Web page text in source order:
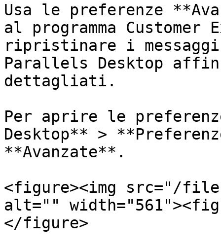
Usa le preferenze
al programma Customer
ripristinare i
Parallels Desktop
dettagliati.
Per aprire le
Desktop** >
**Avanzate**.
<figure><img src="/files/
alt=""
</figure>